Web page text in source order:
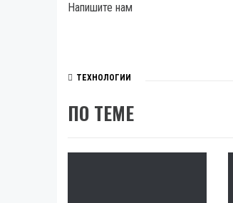
Напишите нам
ТЕХНОЛОГИИ
ПО ТЕМЕ